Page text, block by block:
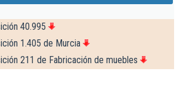
40.995
1.405 de Murcia
211 de Fabricación de muebles